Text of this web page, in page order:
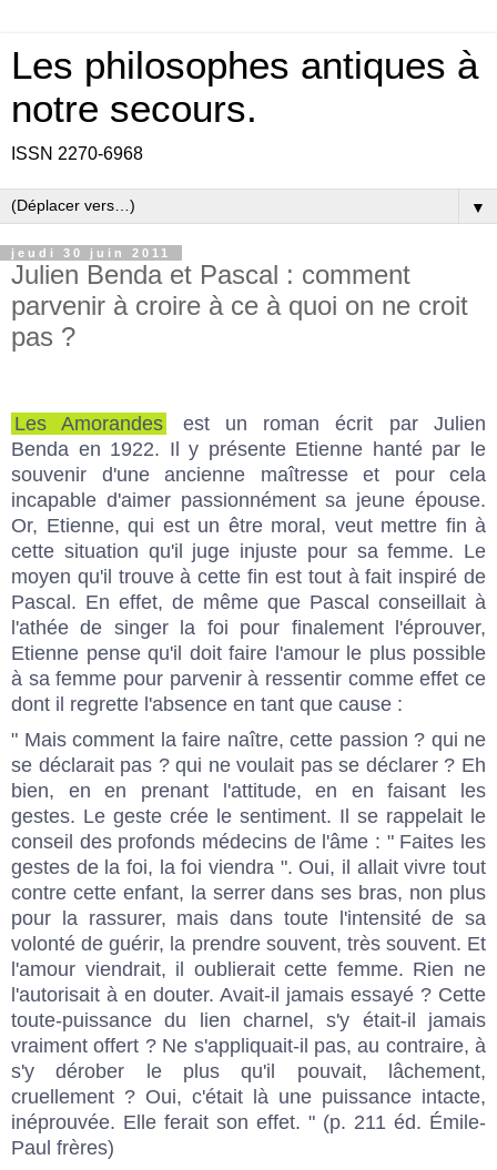
Les philosophes antiques à
notre secours.
ISSN 2270-6968
▼
jeudi 30 juin 2011
Julien Benda et Pascal : comment
parvenir à croire à ce à quoi on ne croit
pas ?
Les Amorandes est un roman écrit parJulien
Benda en 1922. Il y présente Etienne hanté par le
souvenir d'une ancienne maîtresse et pour cela
incapable d'aimer passionnément sa jeune épouse.
Or, Etienne, qui est un être moral, veut mettre fin à
cette situation qu'il juge injuste pour sa femme. Le
moyen qu'il trouve à cette fin est tout à fait inspiré de
Pascal. En effet, de même que Pascal conseillait à
l'athée de singer la foi pour finalement l'éprouver,
Etienne pense qu'il doit faire l'amour le plus possible
à sa femme pour parvenir à ressentir comme effet ce
dont il regrette l'absence en tant que cause :
" Mais comment la faire naître, cette passion ? qui ne
se déclarait pas ? qui ne voulait pas se déclarer ? Eh
bien, en en prenant l'attitude, en en faisant les
gestes. Le geste crée le sentiment. Il se rappelait le
conseil des profonds médecins de l'âme : " Faites les
gestes de la foi, la foi viendra ". Oui, il allait vivre tout
contre cette enfant, la serrer dans ses bras, non plus
pour la rassurer, mais dans toute l'intensité de sa
volonté de guérir, la prendre souvent, très souvent. Et
l'amour viendrait, il oublierait cette femme. Rien ne
l'autorisait à en douter. Avait-il jamais essayé ? Cette
toute-puissance du lien charnel, s'y était-il jamais
vraiment offert ? Ne s'appliquait-il pas, au contraire, à
s'y dérober le plus qu'il pouvait, lâchement,
cruellement ? Oui, c'était là une puissance intacte,
inéprouvée. Elle ferait son effet. " (p. 211 éd. Émile-
Paul frères)